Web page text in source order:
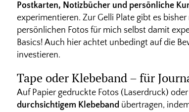
Postkarten, Notizbücher und persönliche
experimentieren. Zur Gelli Plate gibt es
persönlichen Fotos für mich selbst damit
Basics! Auch hier achtet unbedingt auf die
investieren.
Tape oder Klebeband – für
Auf Papier gedruckte Fotos (Laserdruck)
durchsichtigem Klebeband übertragen,